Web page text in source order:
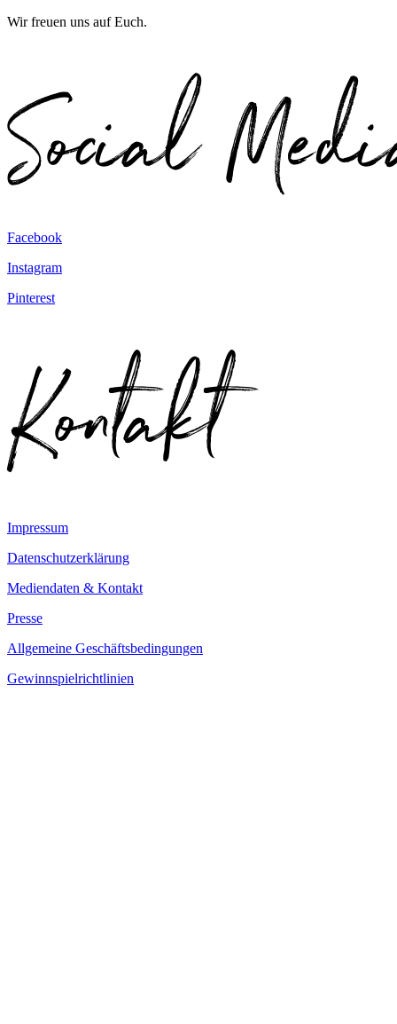
Wir freuen uns auf Euch.
Facebook
Instagram
Pinterest
Impressum
Datenschutzerklärung
Mediendaten & Kontakt
Presse
Allgemeine Geschäftsbedingungen
Gewinnspielrichtlinien